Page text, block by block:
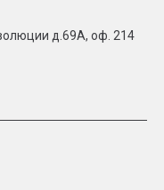
д.69А, оф. 214